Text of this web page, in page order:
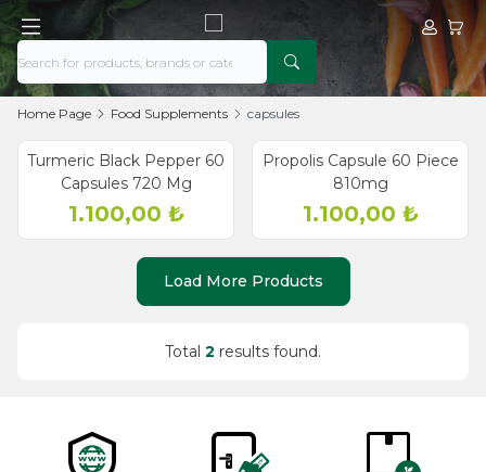
MyMy
Home Page Food Supplements capsules
New
Turmeric Black Pepper 60
Capsules 720 Mg
1.100,00 ₺
Sold out
Propolis Capsule 60 Piece
810mg
1.100,00 ₺
Load More Products
Total 2 results found.